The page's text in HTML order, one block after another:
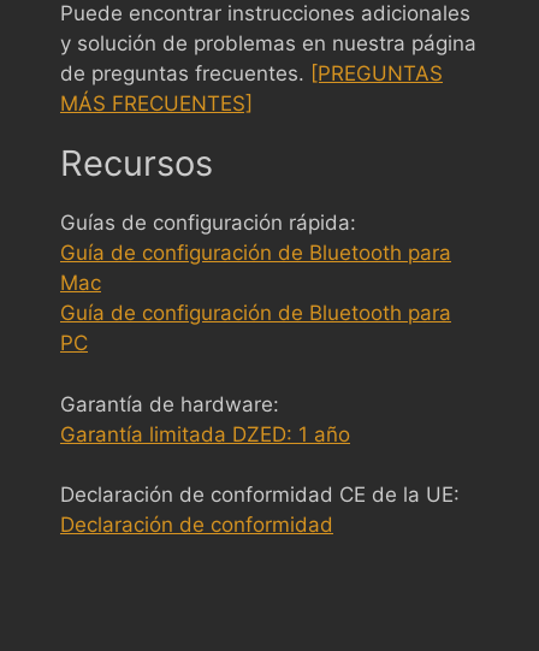
Puede encontrar instrucciones adicionales
y solución de problemas en nuestra página
de preguntas frecuentes. [PREGUNTAS
MÁS FRECUENTES]
Recursos
Guías de configuración rápida:
Guía de configuración de Bluetooth para
Mac
Guía de configuración de Bluetooth para
PC
Garantía de hardware:
Garantía limitada DZED: 1 año
Declaración de conformidad CE de la UE:
Declaración de conformidad